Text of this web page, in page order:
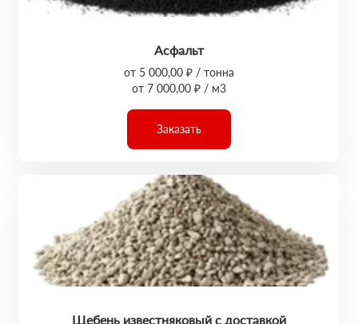
Асфальт
от 5 000,00 ₽ / тонна
от 7 000,00 ₽ / м3
Заказать
Щебень известняковый с доставкой